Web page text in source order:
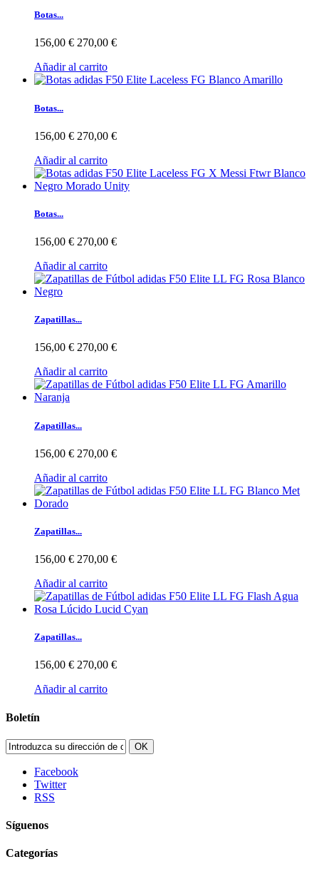
Botas...
156,00 € 270,00 €
Añadir al carrito
Botas...
156,00 € 270,00 €
Añadir al carrito
Botas...
156,00 € 270,00 €
Añadir al carrito
Zapatillas...
156,00 € 270,00 €
Añadir al carrito
Zapatillas...
156,00 € 270,00 €
Añadir al carrito
Zapatillas...
156,00 € 270,00 €
Añadir al carrito
Zapatillas...
156,00 € 270,00 €
Añadir al carrito
Boletín
OK
Facebook
Twitter
RSS
Síguenos
Categorías